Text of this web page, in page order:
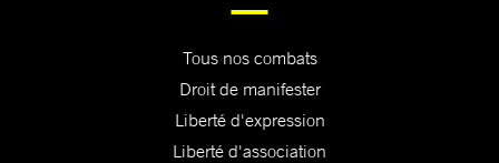
Tous nos combats
Droit de manifester
Liberté d'expression
Liberté d'association